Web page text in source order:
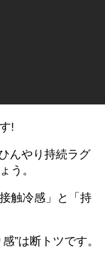
!
んやり持続ラグ
う。
接触冷感」と「持
”は断トツです。